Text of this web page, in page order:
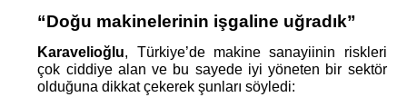
“Doğu makinelerinin işgaline uğradık”
Karavelioğlu, Türkiye’de makine sanayiinin riskleri
çok ciddiye alan ve bu sayede iyi yöneten bir sektör
olduğuna dikkat çekerek şunları söyledi: